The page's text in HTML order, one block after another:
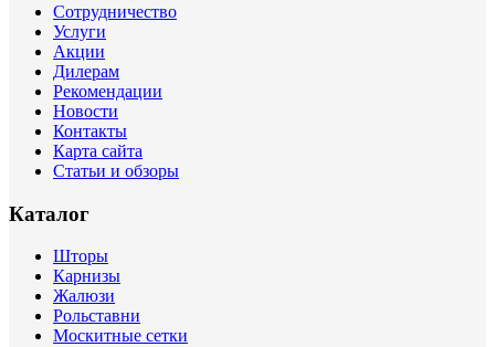
Сотрудничество
Услуги
Акции
Дилерам
Рекомендации
Новости
Контакты
Карта сайта
Статьи и обзоры
Каталог
Шторы
Карнизы
Жалюзи
Рольставни
Москитные сетки